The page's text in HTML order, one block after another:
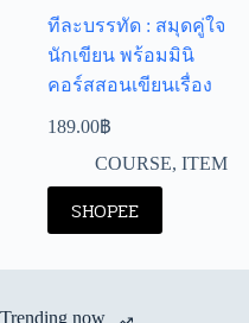
ทีละบรรทัด : สมุดคู่ใจ
นักเขียน พร้อมมินิ
คอร์สสอนเขียนเรื่อง
189.00฿
COURSE, ITEM
SHOPEE
Trending now